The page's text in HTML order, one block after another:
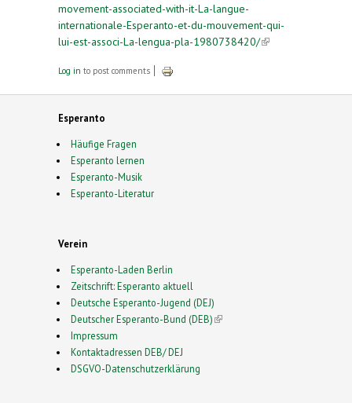
movement-associated-with-it-La-langue-
internationale-Esperanto-et-du-mouvement-qui-
lui-est-associ-La-lengua-pla-1980738420/(link is
Log in to post comments
Esperanto
Häufige Fragen
Esperanto lernen
Esperanto-Musik
Esperanto-Literatur
Verein
Esperanto-Laden Berlin
Zeitschrift: Esperanto aktuell
Deutsche Esperanto-Jugend (DEJ)
Deutscher Esperanto-Bund (DEB)(link is external)
Impressum
Kontaktadressen DEB/ DEJ
DSGVO-Datenschutzerklärung